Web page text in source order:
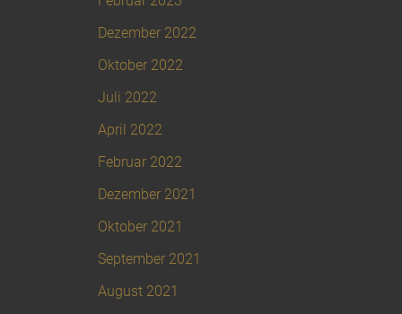
Dezember 2022
Oktober 2022
Juli 2022
April 2022
Februar 2022
Dezember 2021
Oktober 2021
September 2021
August 2021